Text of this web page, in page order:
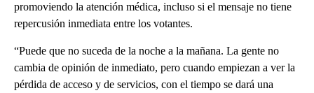
promoviendo la atención médica, incluso si el mensaje no tiene
repercusión inmediata entre los votantes.
“Puede que no suceda de la noche a la mañana. La gente no
cambia de opinión de inmediato, pero cuando empiezan a ver la
pérdida de acceso y de servicios, con el tiempo se dará una